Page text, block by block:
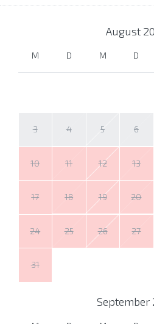
August
M D M D
3 4 5 6
10 11 12 13
17 18 19 20
24 25 26 27
31
September